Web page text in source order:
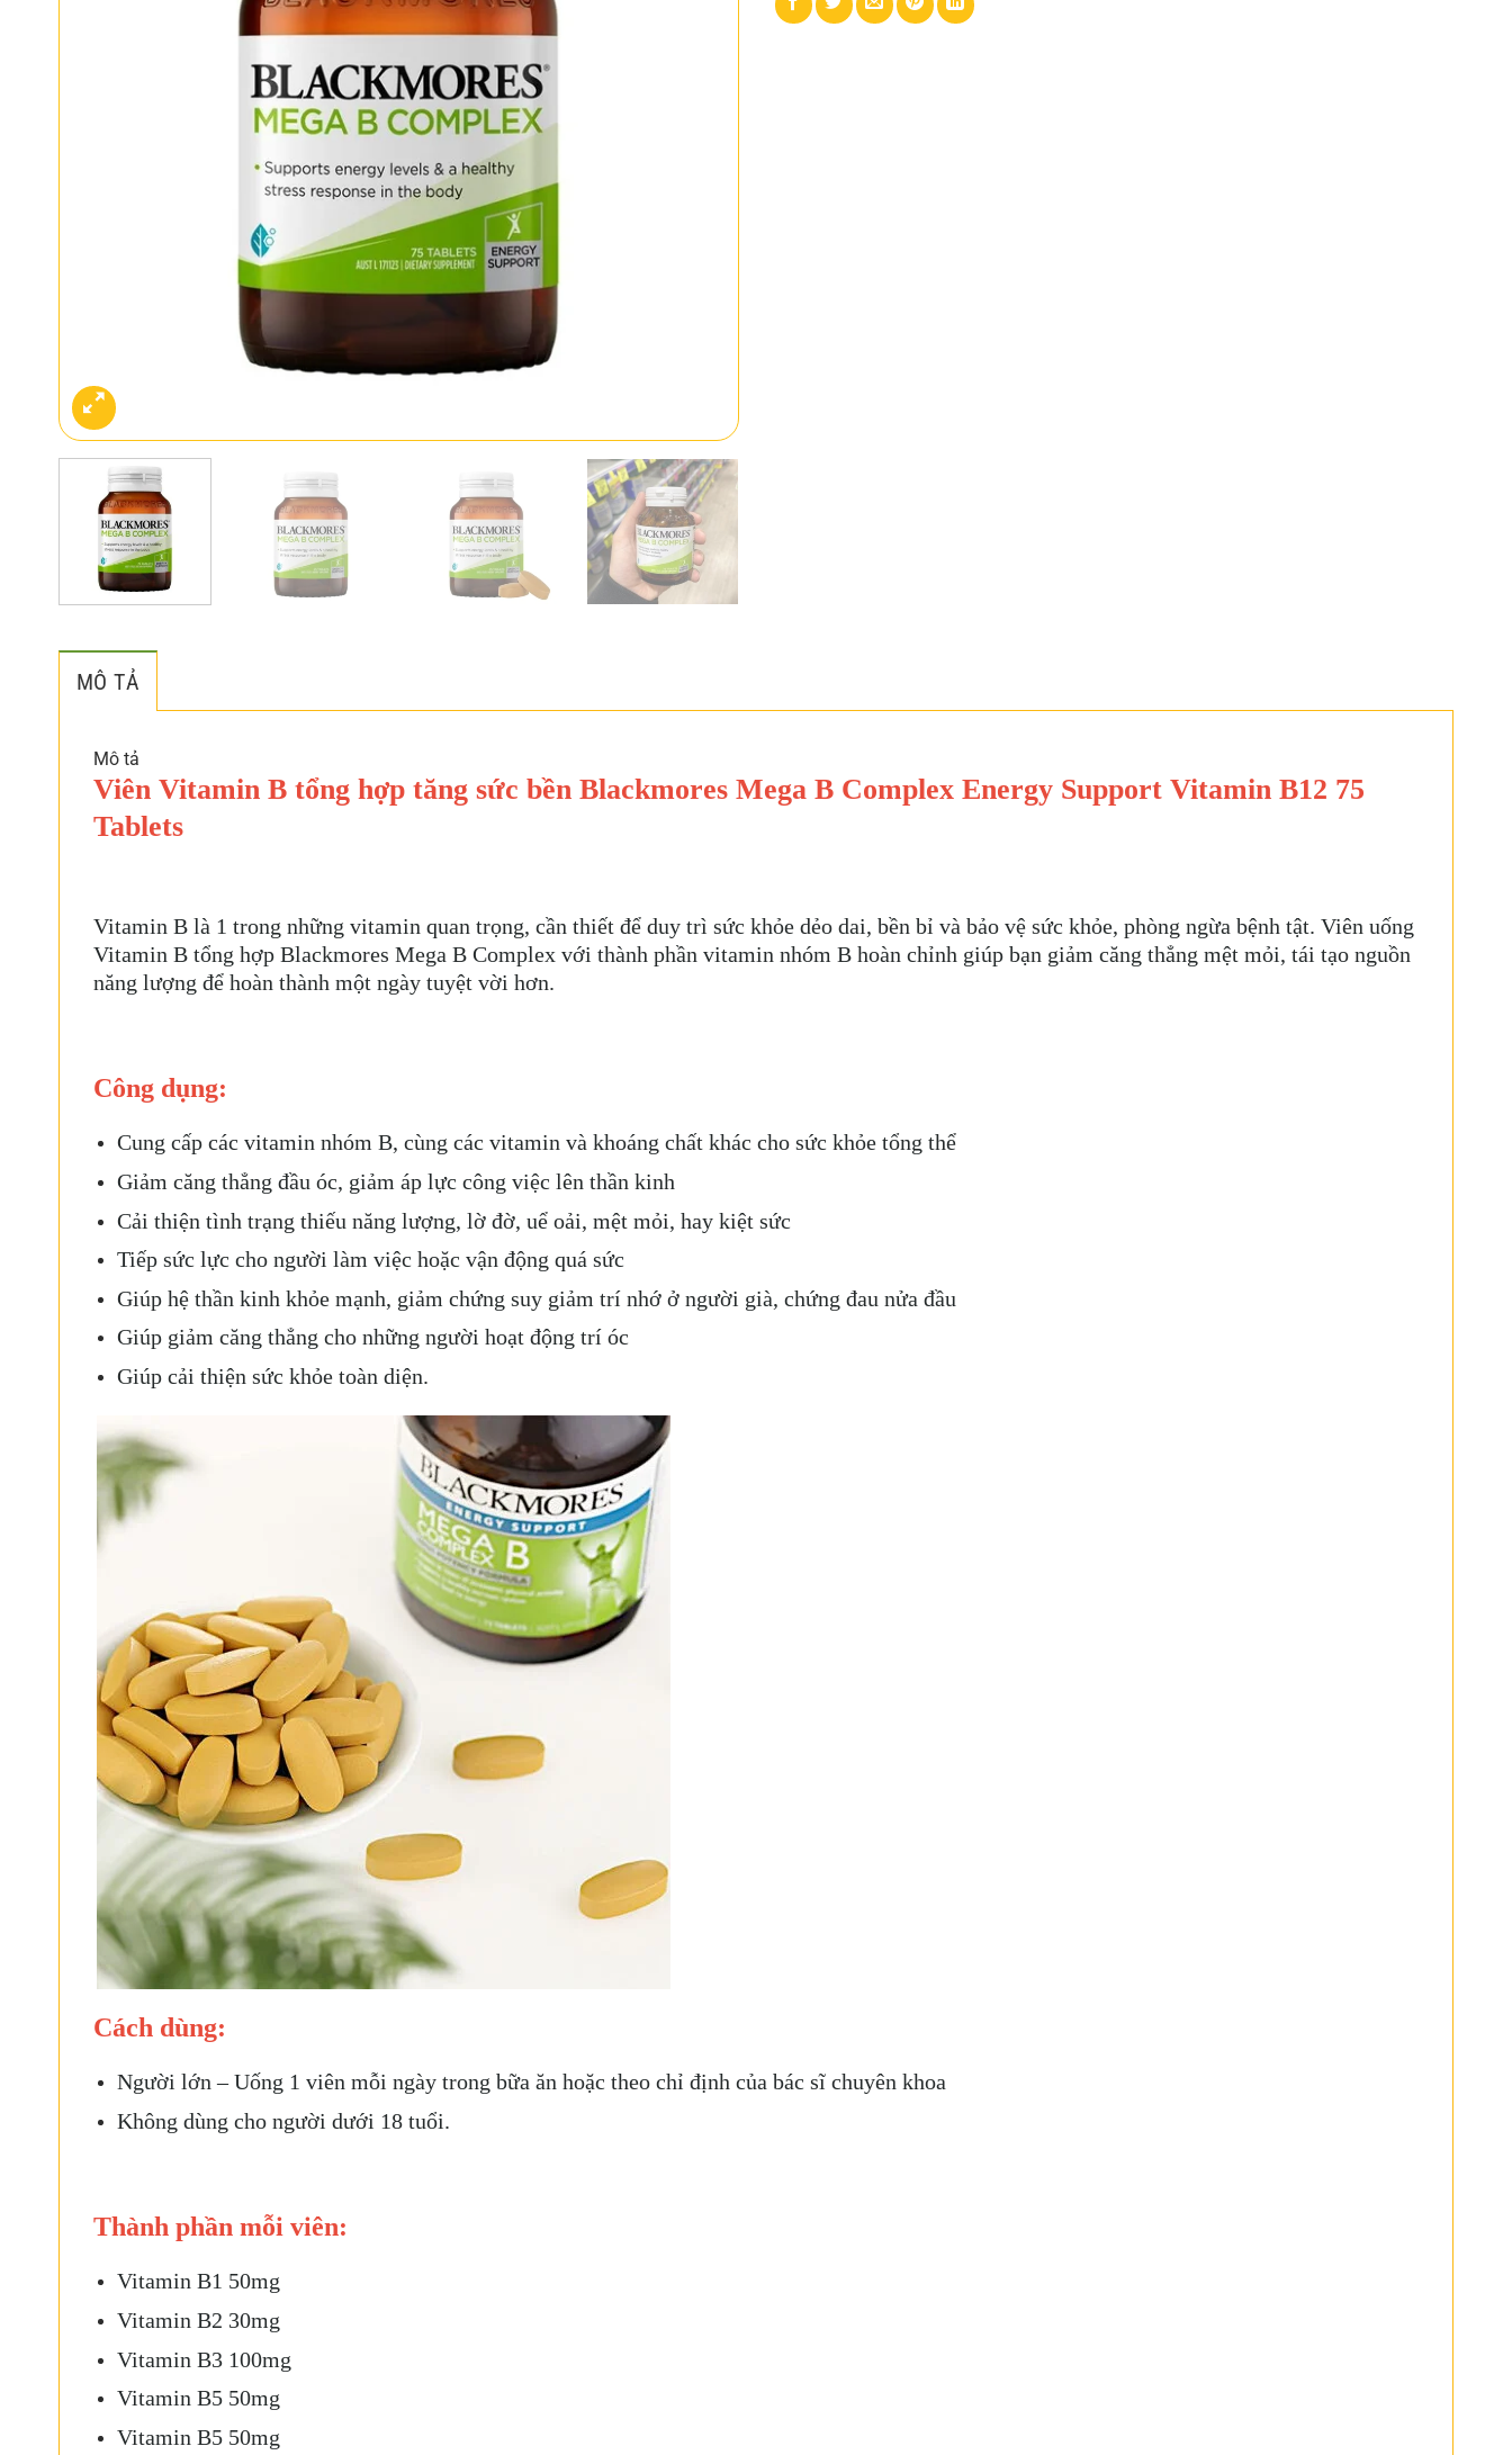
MÔ TẢ
Mô tả
Viên Vitamin B tổng hợp tăng sức bền Blackmores Mega B Complex Energy Support Vitamin B12 75
Tablets
Vitamin B là 1 trong những vitamin quan trọng, cần thiết để duy trì sức khỏe dẻo dai, bền bỉ và bảo vệ sức khỏe, phòng ngừa bệnh tật. Viên uống
Vitamin B tổng hợp Blackmores Mega B Complex với thành phần vitamin nhóm B hoàn chỉnh giúp bạn giảm căng thẳng mệt mỏi, tái tạo nguồn
năng lượng để hoàn thành một ngày tuyệt vời hơn.
Công dụng:
Cung cấp các vitamin nhóm B, cùng các vitamin và khoáng chất khác cho sức khỏe tổng thể
Giảm căng thẳng đầu óc, giảm áp lực công việc lên thần kinh
Cải thiện tình trạng thiếu năng lượng, lờ đờ, uể oải, mệt mỏi, hay kiệt sức
Tiếp sức lực cho người làm việc hoặc vận động quá sức
Giúp hệ thần kinh khỏe mạnh, giảm chứng suy giảm trí nhớ ở người già, chứng đau nửa đầu
Giúp giảm căng thẳng cho những người hoạt động trí óc
Giúp cải thiện sức khỏe toàn diện.
Cách dùng:
Người lớn – Uống 1 viên mỗi ngày trong bữa ăn hoặc theo chỉ định của bác sĩ chuyên khoa
Không dùng cho người dưới 18 tuổi.
Thành phần mỗi viên:
Vitamin B1 50mg
Vitamin B2 30mg
Vitamin B3 100mg
Vitamin B5 50mg
Vitamin B5 50mg